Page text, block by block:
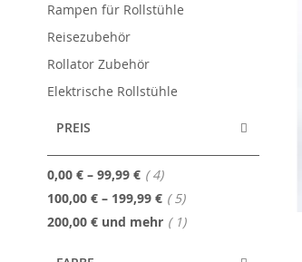
Rampen für Rollstühle
Reisezubehör
Rollator Zubehör
Elektrische Rollstühle
PREIS
0,00 € – 99,99 € 4Artikel
100,00 € – 199,99 € 5Artikel
200,00 € und mehr 1Artikel